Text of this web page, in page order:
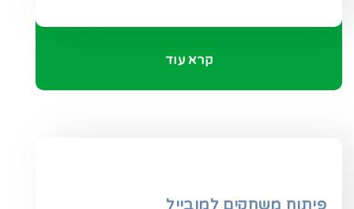
קרא עוד
פיתוח משחקים למובייל